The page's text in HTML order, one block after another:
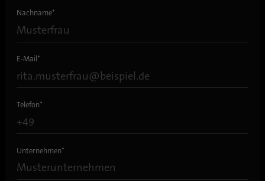
Nachname*
E-Mail*
Telefon*
Unternehmen*